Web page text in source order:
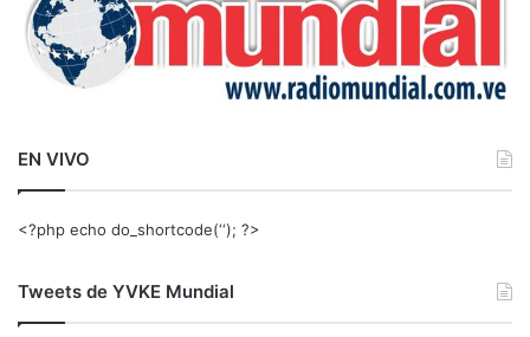
EN VIVO
<?php echo do_shortcode(‘‘); ?>
Tweets de YVKE Mundial